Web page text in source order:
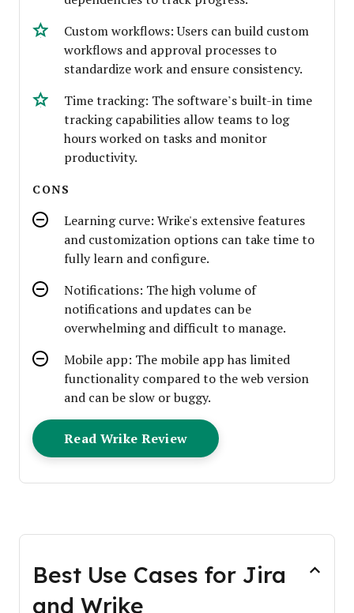
Custom workflows: Users can build custom
workflows and approval processes to
standardize work and ensure consistency.
Time tracking: The software’s built-in time
tracking capabilities allow teams to log
hours worked on tasks and monitor
productivity.
CONS
Learning curve: Wrike's extensive features
and customization options can take time to
fully learn and configure.
Notifications: The high volume of
notifications and updates can be
overwhelming and difficult to manage.
Mobile app: The mobile app has limited
functionality compared to the web version
and can be slow or buggy.
Read Wrike ReviewOpens New Window
Best Use Cases for Jira
and Wrike